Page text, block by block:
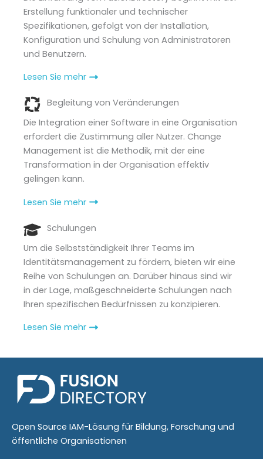
Erstellung funktionaler und technischer
Spezifikationen, gefolgt von der Installation,
Konfiguration und Schulung von Administratoren
und Benutzern.
Lesen Sie mehr
Begleitung von Veränderungen
Die Integration einer Software in eine Organisation
erfordert die Zustimmung aller Nutzer. Change
Management ist die Methodik, mit der eine
Transformation in der Organisation effektiv
gelingen kann.
Lesen Sie mehr
Schulungen
Um die Selbstständigkeit Ihrer Teams im
Identitätsmanagement zu fördern, bieten wir eine
Reihe von Schulungen an. Darüber hinaus sind wir
in der Lage, maßgeschneiderte Schulungen nach
Ihren spezifischen Bedürfnissen zu konzipieren.
Lesen Sie mehr
Open Source IAM-Lösung für Bildung, Forschung und
öffentliche Organisationen